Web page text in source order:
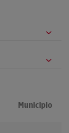
Municipio